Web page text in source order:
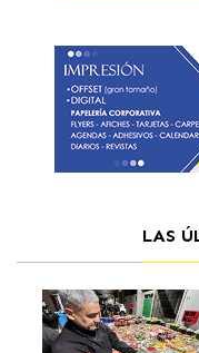
LAS